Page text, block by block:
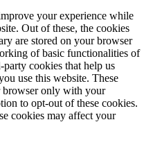
your experience while
Out of these, the cookies
are stored on your browser
of basic functionalities of
party cookies that help us
use this website. These
only with your
to opt-out of these cookies.
cookies may affect your